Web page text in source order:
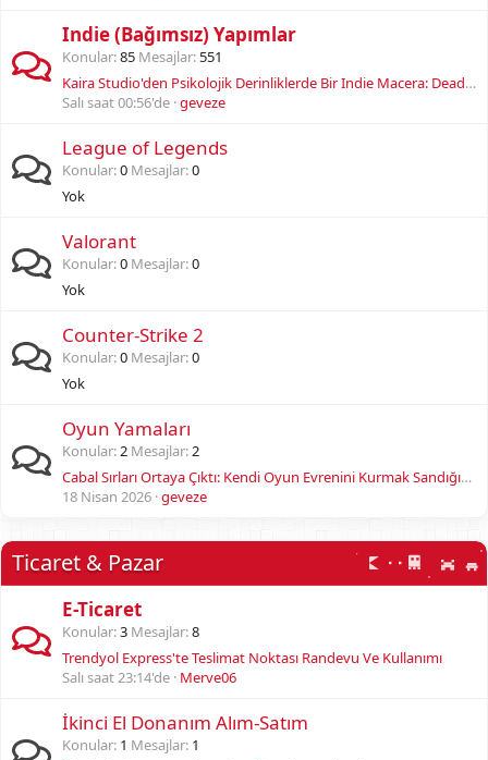
Indie (Bağımsız) Yapımlar
Konular 85 Mesajlar 551
Kaira Studio'den Psikolojik Derinliklerde Bir Indie Macera: DeadWeight: A Lullaby Demo Steam'de Ücretsiz Yayında
Salı saat 00:56'de geveze
League of Legends
Konular 0 Mesajlar 0
Yok
Valorant
Konular 0 Mesajlar 0
Yok
Counter-Strike 2
Konular 0 Mesajlar 0
Yok
Oyun Yamaları
Konular 2 Mesajlar 2
Cabal Sırları Ortaya Çıktı: Kendi Oyun Evrenini Kurmak Sandığından Daha Tehlikeli!
18 Nisan 2026 geveze
Ticaret & Pazar
E-Ticaret
Konular 3 Mesajlar 8
Trendyol Express'te Teslimat Noktası Randevu Ve Kullanımı
Salı saat 23:14'de Merve06
İkinci El Donanım Alım-Satım
Konular 1 Mesajlar 1